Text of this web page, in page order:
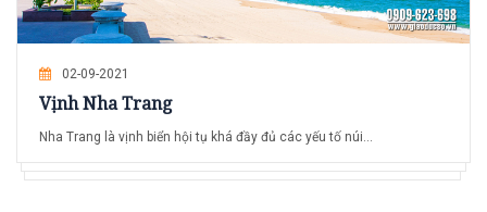
02-09-2021
Vịnh Nha Trang
Nha Trang là vịnh biển hội tụ khá đầy đủ các yếu tố núi...